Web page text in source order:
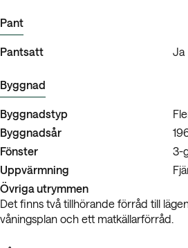
Pant
Pantsatt Ja
Byggnad
Byggnadstyp
Byggnadsår
Fönster
3-
Uppvärmning
Övriga utrymmen
Det finns två tillhörande förråd till
våningsplan och ett matkällarförråd.